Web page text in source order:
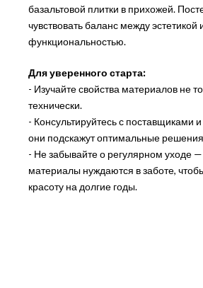
базальтовой плитки в прихожей.
чувствовать баланс между эстетикой
функциональностью.
Для уверенного старта:
- Изучайте свойства материалов не
технически.
- Консультируйтесь с поставщиками
они подскажут оптимальные
- Не забывайте о регулярном уходе
материалы нуждаются в заботе,
красоту на долгие годы.